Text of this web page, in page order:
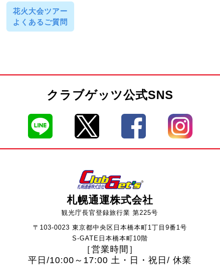
花火大会ツアー
よくあるご質問
クラブゲッツ公式SNS
札幌通運株式会社
観光庁長官登録旅行業 第225号
〒103-0023 東京都中央区日本橋本町1丁目9番1号
S-GATE日本橋本町10階
［営業時間］
平日/10:00～17:00 土・日・祝日/ 休業